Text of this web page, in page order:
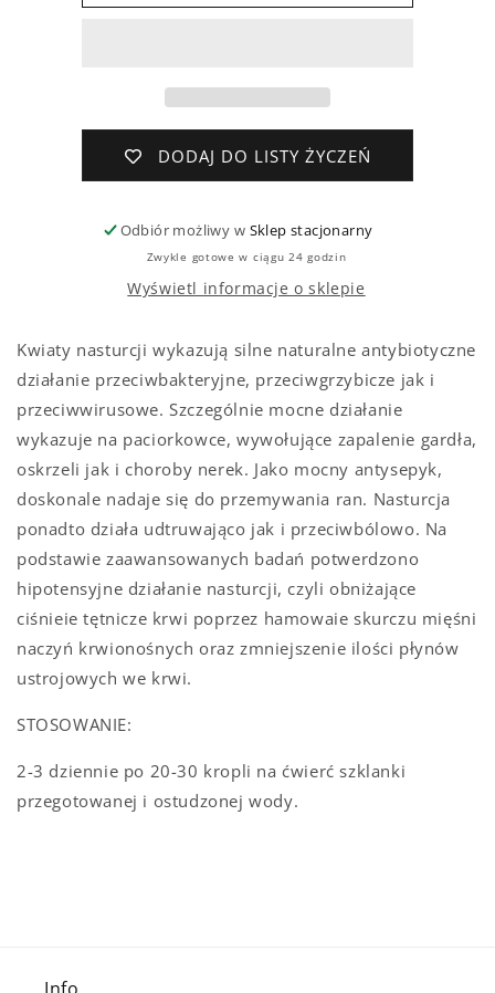
NA
NA
DODAJ DO LISTY ŻYCZEŃ
Odbiór możliwy w Sklep stacjonarny
Zwykle gotowe w ciągu 24 godzin
Wyświetl informacje o sklepie
Kwiaty nasturcji wykazują silne naturalne antybiotyczne
działanie przeciwbakteryjne, przeciwgrzybicze jak i
przeciwwirusowe. Szczególnie mocne działanie
wykazuje na paciorkowce, wywołujące zapalenie gardła,
oskrzeli jak i choroby nerek. Jako mocny antysepyk,
doskonale nadaje się do przemywania ran. Nasturcja
ponadto działa udtruwająco jak i przeciwbólowo. Na
podstawie zaawansowanych badań potwerdzono
hipotensyjne działanie nasturcji, czyli obniżające
ciśnieie tętnicze krwi poprzez hamowaie skurczu mięśni
naczyń krwionośnych oraz zmniejszenie ilości płynów
ustrojowych we krwi.
STOSOWANIE:
2-3 dziennie po 20-30 kropli na ćwierć szklanki
przegotowanej i ostudzonej wody.